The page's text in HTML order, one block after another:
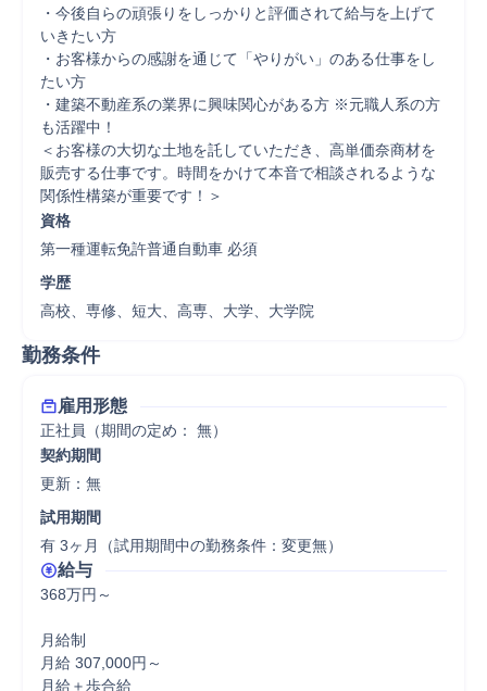
・今後自らの頑張りをしっかりと評価されて給与を上げて
いきたい方
・お客様からの感謝を通じて「やりがい」のある仕事をし
たい方
・建築不動産系の業界に興味関心がある方 ※元職人系の方
も活躍中！
＜お客様の大切な土地を託していただき、高単価奈商材を
販売する仕事です。時間をかけて本音で相談されるような
関係性構築が重要です！＞
資格
第一種運転免許普通自動車 必須
学歴
高校、専修、短大、高専、大学、大学院
勤務条件
雇用形態
正社員（期間の定め： 無）
契約期間
更新：無
試用期間
有 3ヶ月（試用期間中の勤務条件：変更無）
給与
368万円～
月給制
月給 307,000円～
月給＋歩合給